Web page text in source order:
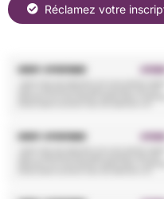
Réclamez votre